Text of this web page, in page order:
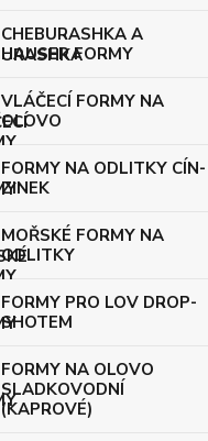
CHEBURASHKA A
HAUSER FORMY
VLÁČECÍ FORMY NA
OLOVO
FORMY NA ODLITKY CÍN-
ZINEK
MOŘSKÉ FORMY NA
ODLITKY
FORMY PRO LOV DROP-
SHOTEM
FORMY NA OLOVO
SLADKOVODNÍ
(KAPROVÉ)